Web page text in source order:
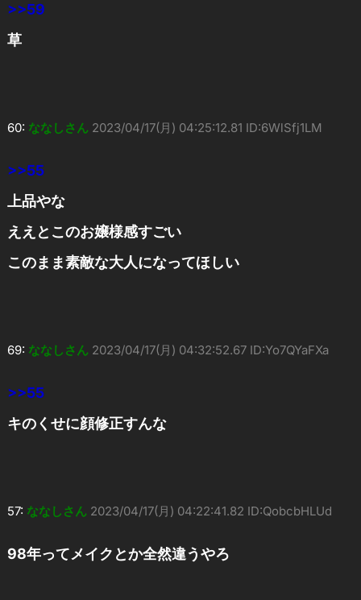
>>59
草
60: ななしさん 2023/04/17(月) 04:25:12.81 ID:6WlSfj1LM
>>55
上品やな
ええとこのお嬢様感すごい
このまま素敵な大人になってほしい
69: ななしさん 2023/04/17(月) 04:32:52.67 ID:Yo7QYaFXa
>>55
キのくせに顔修正すんな
57: ななしさん 2023/04/17(月) 04:22:41.82 ID:QobcbHLUd
98年ってメイクとか全然違うやろ